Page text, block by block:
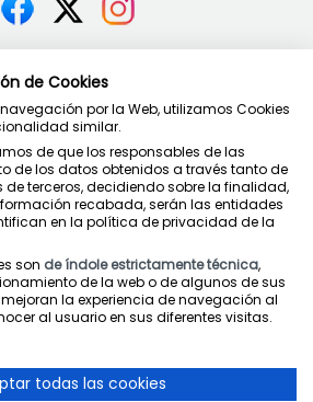
de privacidad
de uso
de cookies
cuidamos la educación
de Cookies
por la Web, utilizamos Cookies
similar.
de que los responsables de las
de los datos obtenidos a través tanto de
terceros, decidiendo sobre la finalidad,
recabada, serán las entidades
en la política de privacidad de la
son de índole estrictamente técnica,
de la web o de algunos de sus
la experiencia de navegación al
al usuario en sus diferentes visitas.
todas las cookies